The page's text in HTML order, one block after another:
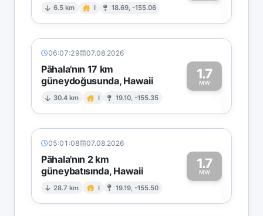
6.5 km I 18.69, -155.06 1
06:07:29 07.08.2026
Pāhala'nın 17 km
güneydoğusunda, Hawaii
30.4 km I 19.10, -155.35
1.7
MW1
05:01:08 07.08.2026
Pāhala'nın 2 km
güneybatısında, Hawaii
28.7 km I 19.19, -155.50
1.7
MW1